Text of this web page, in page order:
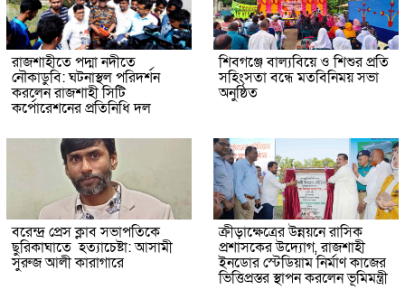
রাজশাহীতে পদ্মা নদীতে
নৌকাডুবি: ঘটনাস্থল পরিদর্শন
করলেন রাজশাহী সিটি
কর্পোরেশনের প্রতিনিধি দল
শিবগঞ্জে বাল্যবিয়ে ও শিশুর প্রতি
সহিংসতা বন্ধে মতবিনিময় সভা
অনুষ্ঠিত
বরেন্দ্র প্রেস ক্লাব সভাপতিকে
ছুরিকাঘাতে হত্যাচেষ্টা: আসামী
সুরুজ আলী কারাগারে
ক্রীড়াক্ষেত্রের উন্নয়নে রাসিক
প্রশাসকের উদ্যোগ, রাজশাহী
ইনডোর স্টেডিয়াম নির্মাণ কাজের
ভিত্তিপ্রস্তর স্থাপন করলেন ভূমিমন্ত্রী